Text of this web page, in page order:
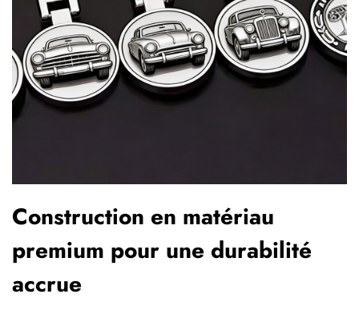
Construction en matériau
premium pour une durabilité
accrue